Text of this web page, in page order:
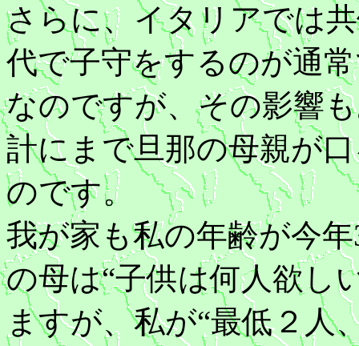
さらに、イタリアでは
代で子守をするのが通
なのですが、その影響
計にまで旦那の母親が
のです。
我が家も私の年齢が今
の母は“子供は何人欲し
ますが、私が“最低２人